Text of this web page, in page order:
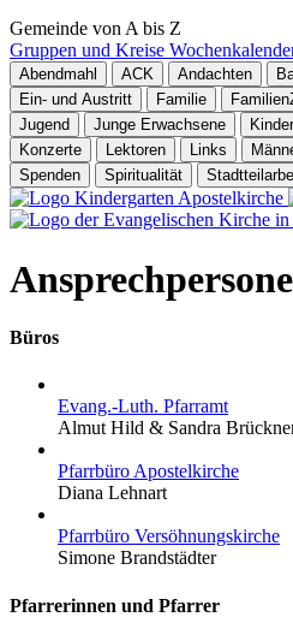
Gemeinde von A bis Z
Gruppen und Kreise
Abendmahl ACK Andachten
Ein- und Austritt
Familie
Jugend
Junge Erwachsene Kinder
Konzerte
Lektoren Links
Spenden
Spiritualität
Büros
Evang.-Luth. Pfarramt
Almut Hild & Sandra
Pfarrbüro Apostelkirche
Diana Lehnart
Pfarrbüro Versöhnungskirche
Simone Brandstädter
Pfarrerinnen und Pfarrer